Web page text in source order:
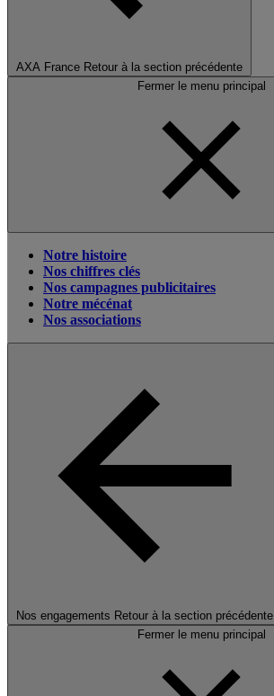
AXA France Retour à la section précédente
Fermer le menu principal
Notre histoire
Nos chiffres clés
Nos campagnes publicitaires
Notre mécénat
Nos associations
Nos engagements Retour à la section précédente
Fermer le menu principal